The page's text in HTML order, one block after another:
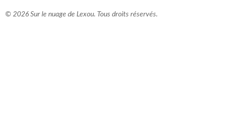
© 2026 Sur le nuage de Lexou. Tous droits réservés.